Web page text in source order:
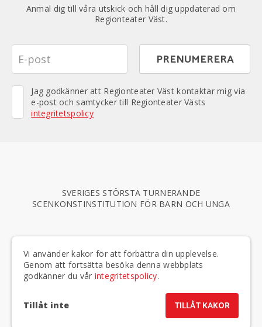
Anmäl dig till våra utskick och håll dig uppdaterad om
Regionteater Väst.
Jag godkänner att Regionteater Väst kontaktar mig via
e-post och samtycker till Regionteater Västs
integritetspolicy
SVERIGES STÖRSTA TURNERANDE
SCENKONSTINSTITUTION FÖR BARN OCH UNGA
020-50 40 75 E-POST info@regionteatervast.se
BESÖKSADRESSER & PERSONAL »
Vi använder kakor för att förbättra din upplevelse.
Genom att fortsätta besöka denna webbplats
godkänner du vår integritetspolicy.
Tillåt inte TILLÅT KAKOR